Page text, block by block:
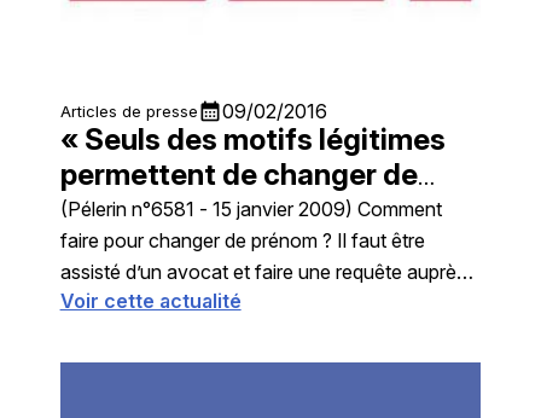
Articles de pressecalendar_month09/02/2016
« Seuls des motifs légitimes
permettent de changer de
prénom à l’état civil »
(Pélerin n°6581 - 15 janvier 2009) Comment
faire pour changer de prénom ? Il faut être
assisté d’un avocat et faire une requête auprès
du juge des ...
Voir cette actualité